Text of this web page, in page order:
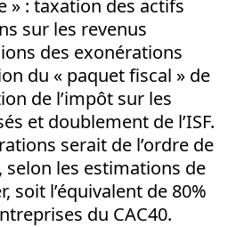
» : taxation des actifs
sur les revenus
des exonérations
du « paquet fiscal » de
de l’impôt sur les
et doublement de l’ISF.
serait de l’ordre de
selon les estimations de
soit l’équivalent de 80%
du CAC40.